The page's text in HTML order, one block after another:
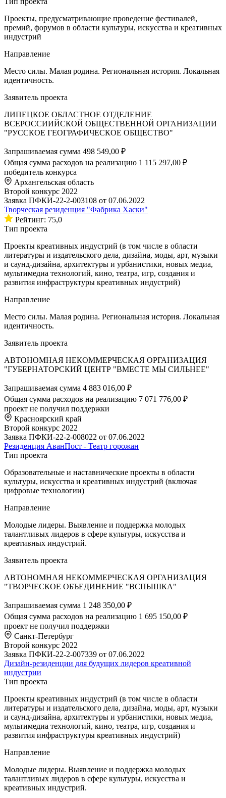
Проекты, предусматривающие проведение фестивалей,
премий, форумов в области культуры, искусства и креативных
индустрий
Направление
Место силы. Малая родина. Региональная история. Локальная
идентичность.
Заявитель проекта
ЛИПЕЦКОЕ ОБЛАСТНОЕ ОТДЕЛЕНИЕ
ВСЕРОССИИЙСКОЙ ОБЩЕСТВЕННОЙ ОРГАНИЗАЦИИ
"РУССКОЕ ГЕОГРАФИЧЕСКОЕ ОБЩЕСТВО"
Запрашиваемая сумма 498 549,00 ₽
Общая сумма расходов на реализацию 1 115 297,00 ₽
победитель конкурса
Архангельская область
Второй конкурс 2022
Заявка ПФКИ-22-2-003108 от 07.06.2022
Творческая резиденция "Фабрика Хаски"
Рейтинг: 75,0
Тип проекта
Проекты креативных индустрий (в том числе в области
литературы и издательского дела, дизайна, моды, арт, музыки
и саунд-дизайна, архитектуры и урбанистики, новых медиа,
мультимедиа технологий, кино, театра, игр, создания и
развития инфраструктуры креативных индустрий)
Направление
Место силы. Малая родина. Региональная история. Локальная
идентичность.
Заявитель проекта
АВТОНОМНАЯ НЕКОММЕРЧЕСКАЯ ОРГАНИЗАЦИЯ
"ГУБЕРНАТОРСКИЙ ЦЕНТР "ВМЕСТЕ МЫ СИЛЬНЕЕ"
Запрашиваемая сумма 4 883 016,00 ₽
Общая сумма расходов на реализацию 7 071 776,00 ₽
проект не получил поддержки
Красноярский край
Второй конкурс 2022
Заявка ПФКИ-22-2-008022 от 07.06.2022
Резиденция АванПост - Театр горожан
Тип проекта
Образовательные и наставнические проекты в области
культуры, искусства и креативных индустрий (включая
цифровые технологии)
Направление
Молодые лидеры. Выявление и поддержка молодых
талантливых лидеров в сфере культуры, искусства и
креативных индустрий.
Заявитель проекта
АВТОНОМНАЯ НЕКОММЕРЧЕСКАЯ ОРГАНИЗАЦИЯ
"ТВОРЧЕСКОЕ ОБЪЕДИНЕНИЕ "ВСПЫШКА"
Запрашиваемая сумма 1 248 350,00 ₽
Общая сумма расходов на реализацию 1 695 150,00 ₽
проект не получил поддержки
Санкт-Петербург
Второй конкурс 2022
Заявка ПФКИ-22-2-007339 от 07.06.2022
Дизайн-резиденции для будущих лидеров креативной
индустрии
Тип проекта
Проекты креативных индустрий (в том числе в области
литературы и издательского дела, дизайна, моды, арт, музыки
и саунд-дизайна, архитектуры и урбанистики, новых медиа,
мультимедиа технологий, кино, театра, игр, создания и
развития инфраструктуры креативных индустрий)
Направление
Молодые лидеры. Выявление и поддержка молодых
талантливых лидеров в сфере культуры, искусства и
креативных индустрий.